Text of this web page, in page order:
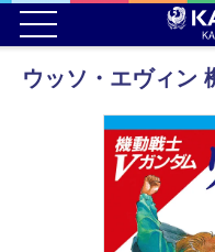
ウッソ・エヴィン